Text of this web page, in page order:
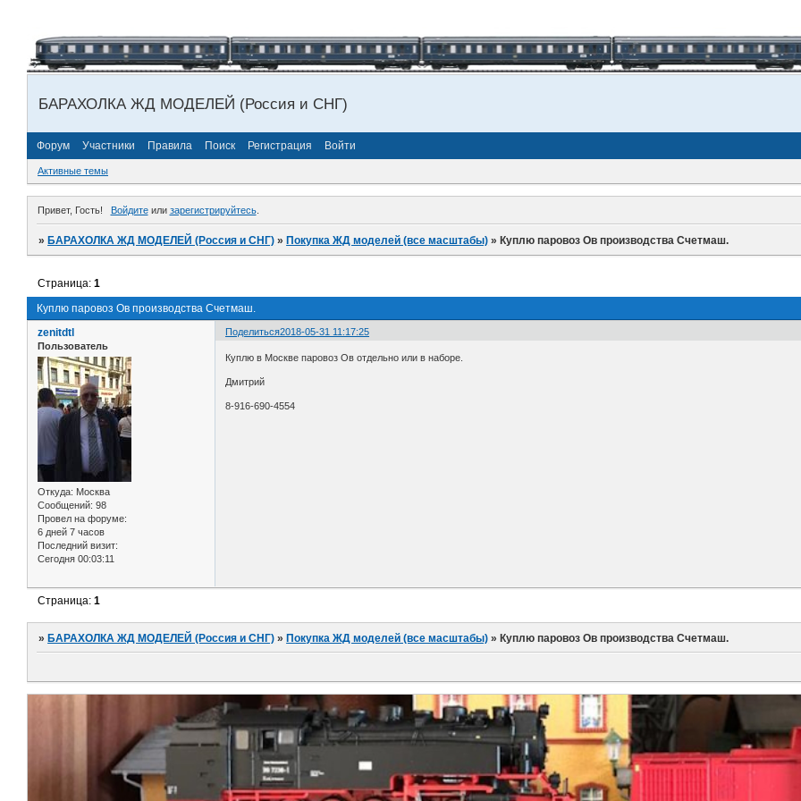
БАРАХОЛКА ЖД МОДЕЛЕЙ (Россия и СНГ)
Форум Участники Правила Поиск Регистрация Войти
Активные темы
Привет, Гость! Войдитеили зарегистрируйтесь.
»БАРАХОЛКА ЖД МОДЕЛЕЙ (Россия и СНГ) »Покупка ЖД моделей (все масштабы) »Куплю паровоз Ов производства Счетмаш.
Куплю паровоз Ов производства Счетмаш.
Страница:1
Поделиться2018-05-31 11:17:25
zenitdtl
Пользователь
Откуда: Москва
Сообщений: 98
Провел на форуме:
6 дней 7 часов
Последний визит:
Сегодня 00:03:11
Куплю в Москве паровоз Ов отдельно или в наборе.
Дмитрий
8-916-690-4554
Страница:1
» БАРАХОЛКА ЖД МОДЕЛЕЙ (Россия и СНГ) » Покупка ЖД моделей (все масштабы) » Куплю паровоз Ов производства Счетмаш.